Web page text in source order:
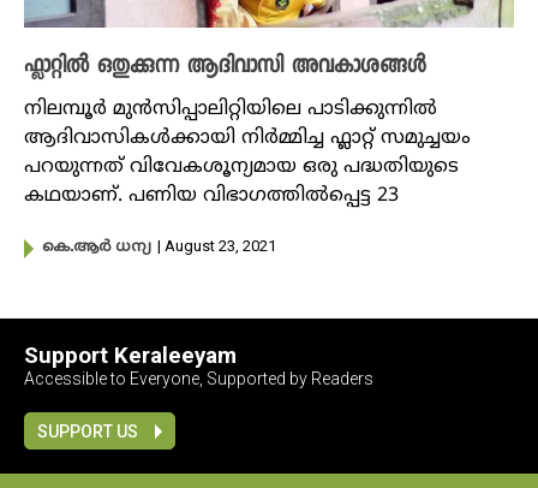
ഫ്ലാറ്റിൽ ഒതുക്കുന്ന ആദിവാസി അവകാശങ്ങൾ
നിലമ്പൂർ മുൻസിപ്പാലിറ്റിയിലെ പാടിക്കുന്നിൽ
ആദിവാസികൾക്കായി നിർമ്മിച്ച ഫ്ലാറ്റ് സമുച്ചയം
പറയുന്നത് വിവേകശൂന്യമായ ഒരു പദ്ധതിയുടെ
കഥയാണ്. പണിയ വിഭാ​ഗത്തിൽപ്പെട്ട 23
കെ.ആര്‍ ധന്യ | August 23, 2021
Support Keraleeyam
Accessible to Everyone, Supported by Readers
SUPPORT US